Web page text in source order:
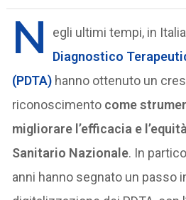
N egli ultimi tempi, in
Diagnostico
(PDTA) hanno ottenuto un
riconoscimento come
migliorare l’efficacia e
Sanitario Nazionale. In
anni hanno segnato un passo